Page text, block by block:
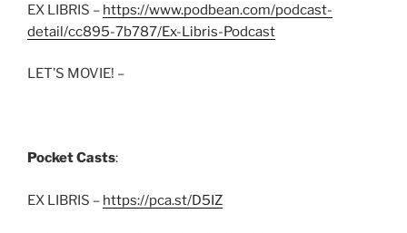
EX LIBRIS – https://www.podbean.com/podcast-
detail/cc895-7b787/Ex-Libris-Podcast
LET’S MOVIE! –
Pocket Casts:
EX LIBRIS – https://pca.st/D5IZ